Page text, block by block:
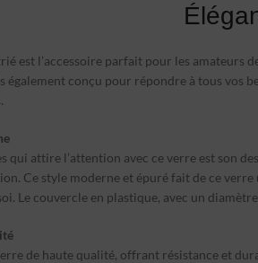
est l’accessoire parfait pour les
également conçu pour répondre à tous vos
qui attire l’attention avec ce verre est son
Ce style moderne et épuré fait de ce
Le couvercle en plastique, avec un
de haute qualité, offrant résistance et